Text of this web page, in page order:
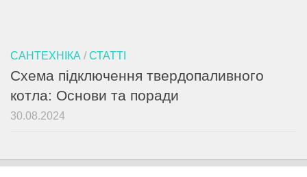
САНТЕХНІКА / СТАТТІ
Схема підключення твердопаливного
котла: Основи та поради
30.08.2024